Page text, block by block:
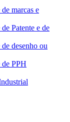
marcas e
Patente e de
desenho ou
PPH